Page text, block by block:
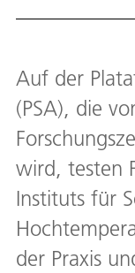
Auf der
(PSA), die
wird, testen
Instituts für
der Praxis